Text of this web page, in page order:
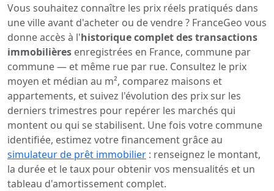
Vous souhaitez connaître les prix réels pratiqués dans
une ville avant d'acheter ou de vendre ? FranceGeo vous
donne accès à l'historique complet des transactions
immobilières enregistrées en France, commune par
commune — et même rue par rue. Consultez le prix
moyen et médian au m², comparez maisons et
appartements, et suivez l'évolution des prix sur les
derniers trimestres pour repérer les marchés qui
montent ou qui se stabilisent. Une fois votre commune
identifiée, estimez votre financement grâce au
simulateur de prêt immobilier : renseignez le montant,
la durée et le taux pour obtenir vos mensualités et un
tableau d'amortissement complet.